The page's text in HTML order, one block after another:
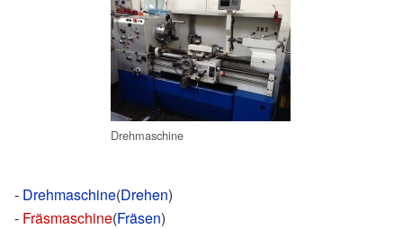
Drehmaschine
- Drehmaschine(Drehen)
- Fräsmaschine(Fräsen)